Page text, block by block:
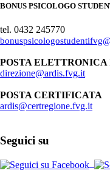
BONUS PSICOLOGO
tel. 0432 245770
POSTA
direzione@ardis.fvg.it
POSTA CERTIFICATA
ardis@certregione.fvg.it
Seguici su